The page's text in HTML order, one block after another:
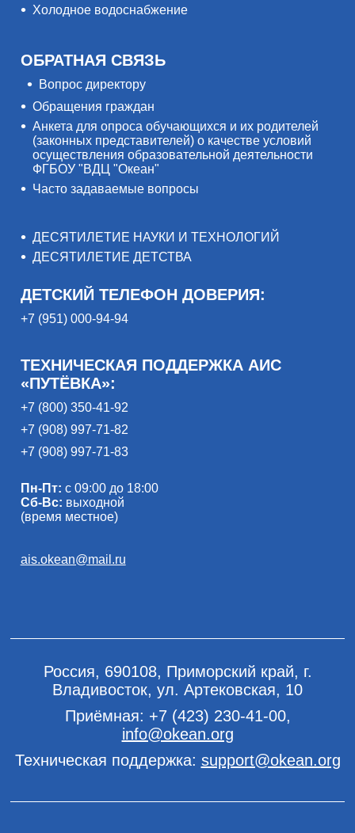
Холодное водоснабжение
ОБРАТНАЯ СВЯЗЬ
Вопрос директору
Обращения граждан
Анкета для опроса обучающихся и их родителей
(законных представителей) о качестве условий
осуществления образовательной деятельности
ФГБОУ "ВДЦ "Океан"
Часто задаваемые вопросы
ДЕСЯТИЛЕТИЕ НАУКИ И ТЕХНОЛОГИЙ
ДЕСЯТИЛЕТИЕ ДЕТСТВА
ДЕТСКИЙ ТЕЛЕФОН ДОВЕРИЯ:
+7 (951) 000-94-94
ТЕХНИЧЕСКАЯ ПОДДЕРЖКА АИС
«ПУТЁВКА»:
+7 (800) 350-41-92
+7 (908) 997-71-82
+7 (908) 997-71-83
Пн-Пт: с 09:00 до 18:00
Сб-Вс: выходной
(время местное)
ais.okean@mail.ru
Россия, 690108, Приморский край, г.
Владивосток, ул. Артековская, 10
Приёмная: +7 (423) 230-41-00,
info@okean.org
Техническая поддержка: support@okean.org